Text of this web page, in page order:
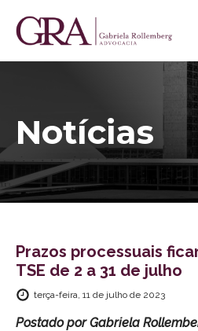
Notícias
Prazos processuais
TSE de 2 a 31 de julho
terça-feira, 11 de julho de 2023
Postado porGabriela